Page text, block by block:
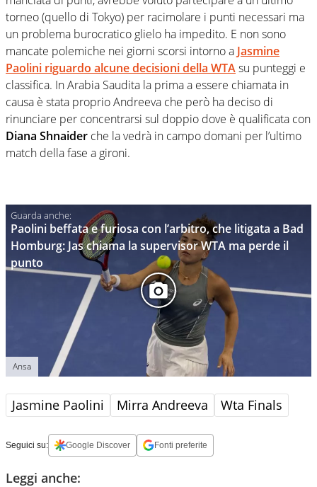
torneo (quello di Tokyo) per racimolare i punti necessari ma
un problema burocratico glielo ha impedito. E non sono
mancate polemiche nei giorni scorsi intorno a Jasmine
Paolini riguardo alcune decisioni della WTAsu punteggi e
classifica. In Arabia Saudita la prima a essere chiamata in
causa è stata proprio Andreeva che però ha deciso di
rinunciare per concentrarsi sul doppio dove è qualificata con
Diana Shnaider che la vedrà in campo domani per l’ultimo
match della fase a gironi.
Paolini beffata e furiosa con l’arbitro, che litigata a Bad
Homburg: Jas chiama la supervisor WTA ma perde il
punto
Ansa
Jasmine Paolini Mirra Andreeva Wta Finals
Seguici su: Google Discover Fonti preferite
Leggi anche: